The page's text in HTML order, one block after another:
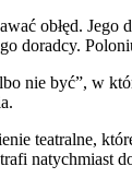
obłęd.
doradcy.
nie być”, w
teatralne,
natychmiast